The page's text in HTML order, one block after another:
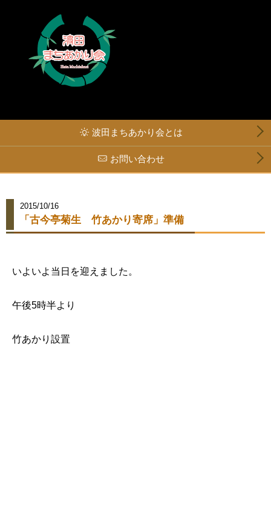
波田まちあかり会とは
お問い合わせ
2015/10/16
「古今亭菊生 竹あかり寄席」準備
いよいよ当日を迎えました。
午後5時半より
竹あかり設置